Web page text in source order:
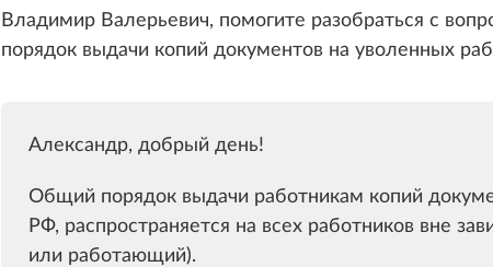
Владимир Валерьевич, помогите разобраться с
порядок выдачи копий документов на уволенных
Александр, добрый день!
Общий порядок выдачи работникам копий
РФ, распространяется на всех работников вне
или работающий).